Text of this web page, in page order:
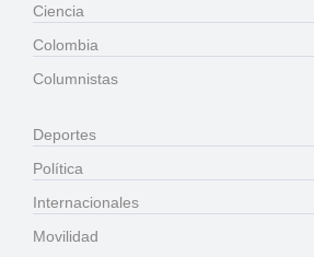
Ciencia
Colombia
Columnistas
Deportes
Política
Internacionales
Movilidad